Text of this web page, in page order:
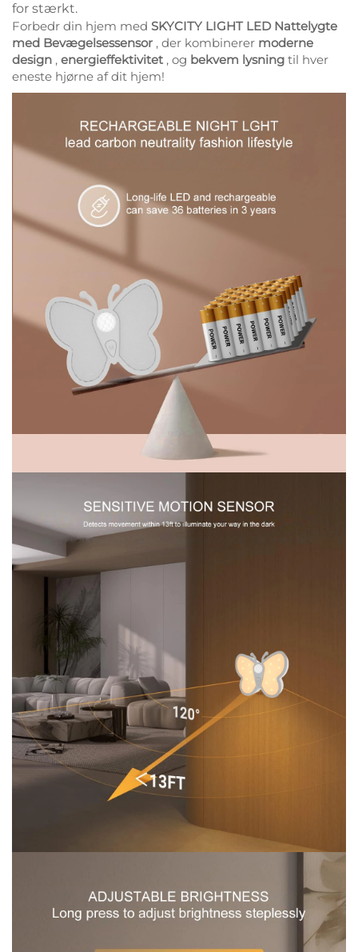
for stærkt.
Forbedr din hjem med SKYCITY LIGHT LED Nattelygte
med Bevægelsessensor , der kombinerer moderne
design , energieffektivitet , og bekvem lysning til hver
eneste hjørne af dit hjem!